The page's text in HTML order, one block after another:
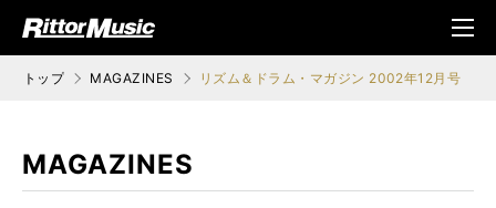
ジック (Rittor Musi
メニ
ュ
トップ MAGAZINES リズム＆ドラム・マガジン 2002年12月号
MAGAZINES